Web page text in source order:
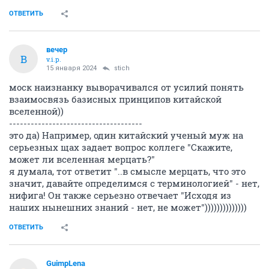
ОТВЕТИТЬ
В
вечер
v.i.p.
15 января 2024 stich
моск наизнанку выворачивался от усилий понять
взаимосвязь базисных принципов китайской
вселенной))
-------------------------------------
это да) Например, один китайский ученый муж на
серьезных щах задает вопрос коллеге "Скажите,
может ли вселенная мерцать?"
я думала, тот ответит "..в смысле мерцать, что это
значит, давайте определимся с терминологией" - нет,
нифига! Он также серьезно отвечает "Исходя из
наших нынешних знаний - нет, не может"))))))))))))))
ОТВЕТИТЬ
GuimpLena